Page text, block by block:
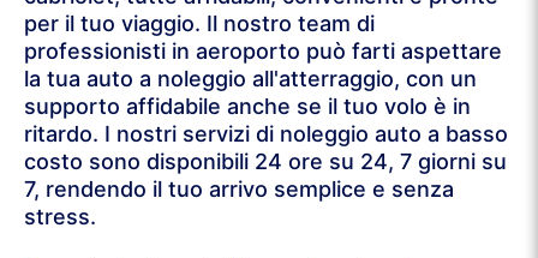
per il tuo viaggio. Il nostro team di
professionisti in aeroporto può farti aspettare
la tua auto a noleggio all'atterraggio, con un
supporto affidabile anche se il tuo volo è in
ritardo. I nostri servizi di noleggio auto a basso
costo sono disponibili 24 ore su 24, 7 giorni su
7, rendendo il tuo arrivo semplice e senza
stress.